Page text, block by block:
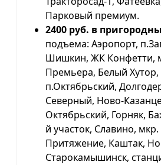
Парковый премиум.
2400 руб. в
подъема: Аэропорт,
Шишкин, ЖК Конфетти,
Премьера, Белый Хутор,
п.Октябрьский,
Северный, Ново-
Октябрьский, Горняк,
й участок, Славино,
Притяжение, Каштак,
Старокамышинск,